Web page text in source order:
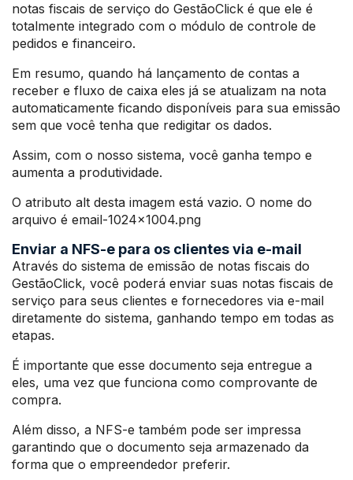
notas fiscais de serviço do GestãoClick é que ele é
totalmente integrado com o módulo de controle de
pedidos e financeiro.
Em resumo, quando há lançamento de contas a
receber e fluxo de caixa eles já se atualizam na nota
automaticamente ficando disponíveis para sua emissão
sem que você tenha que redigitar os dados.
Assim, com o nosso sistema, você ganha tempo e
aumenta a produtividade.
O atributo alt desta imagem está vazio. O nome do
arquivo é email-1024×1004.png
Enviar a NFS-e para os clientes via e-mail
Através do sistema de emissão de notas fiscais do
GestãoClick, você poderá enviar suas notas fiscais de
serviço para seus clientes e fornecedores via e-mail
diretamente do sistema, ganhando tempo em todas as
etapas.
É importante que esse documento seja entregue a
eles, uma vez que funciona como comprovante de
compra.
Além disso, a NFS-e também pode ser impressa
garantindo que o documento seja armazenado da
forma que o empreendedor preferir.